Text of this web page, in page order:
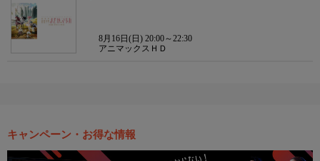
8月16日(日) 20:00～22:30
アニマックスＨＤ
キャンペーン・お得な情報